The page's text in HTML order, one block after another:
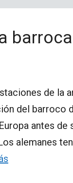
de la
del
antes
alemanes